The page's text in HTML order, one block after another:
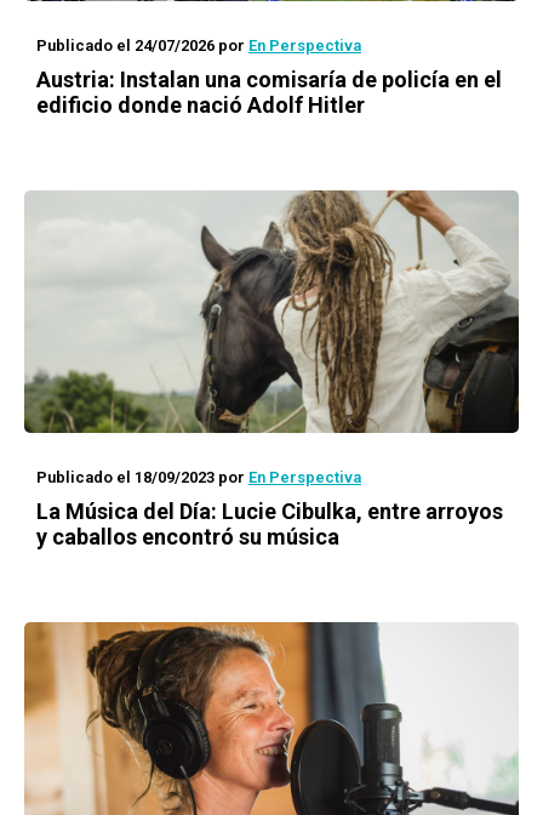
Publicado el 24/07/2026 por En Perspectiva
Austria: Instalan una comisaría de policía en el
edificio donde nació Adolf Hitler
Publicado el 18/09/2023 por En Perspectiva
La Música del Día: Lucie Cibulka, entre arroyos
y caballos encontró su música